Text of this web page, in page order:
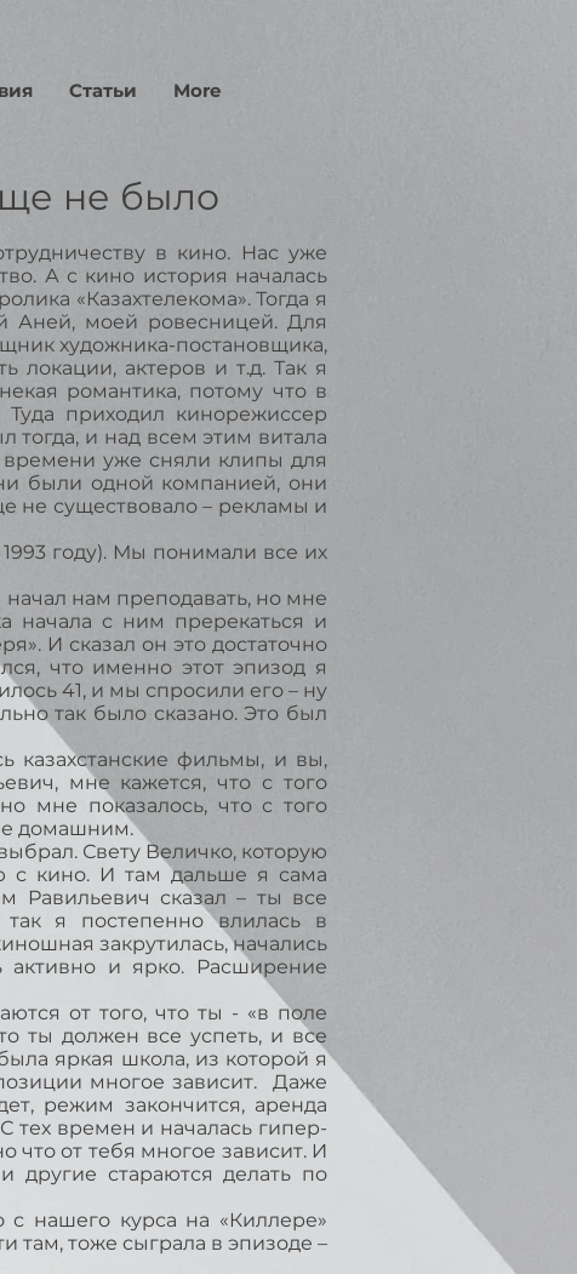
Статьи More
не было
в кино. Нас уже
А с кино история началась
«Казахтелекома». Тогда я
Аней, моей ровесницей. Для
художника-постановщика,
актеров и т.д. Так я
романтика, потому что в
приходил кинорежиссер
и над всем этим витала
времени уже сняли клипы для
были одной компанией, они
не существовало – рекламы и
году). Мы понимали все их
нам преподавать, но мне
начала с ним пререкаться и
И сказал он это достаточно
что именно этот эпизод я
41, и мы спросили его – ну
так было сказано. Это был
казахстанские фильмы, и вы,
мне кажется, что с того
мне показалось, что с того
домашним.
Свету Величко, которую
с кино. И там дальше я сама
Равильевич сказал – ты все
я постепенно влилась в
закрутилась, начались
активно и ярко. Расширение
от того, что ты - «в поле
ты должен все успеть, и все
яркая школа, из которой я
многое зависит. Даже
режим закончится, аренда
тех времен и началась гипер-
что от тебя многое зависит. И
другие стараются делать по
нашего курса на «Киллере»
там, тоже сыграла в эпизоде –